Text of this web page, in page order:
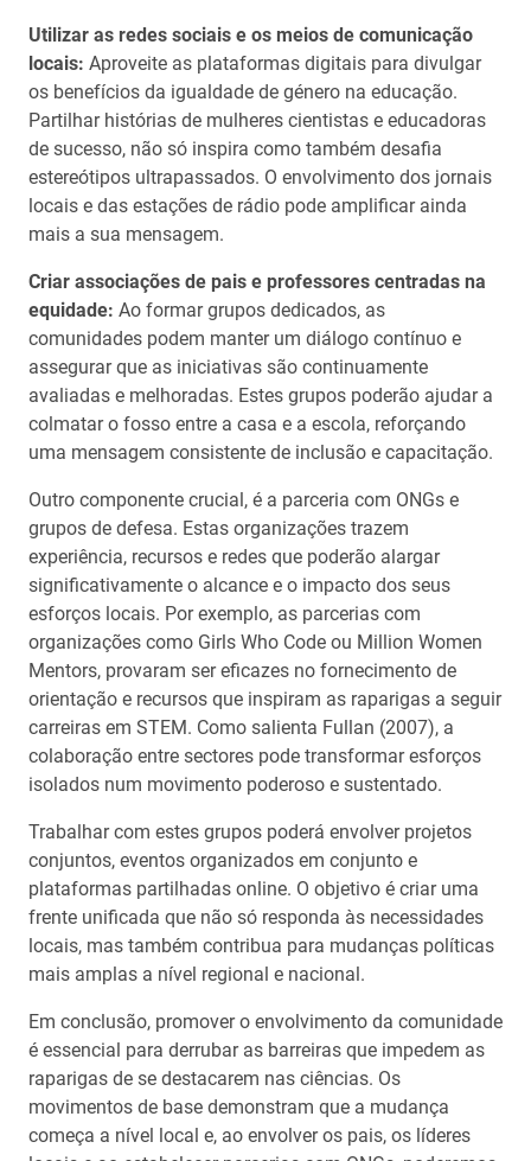
Utilizar as redes sociais e os meios de comunicação
locais: Aproveite as plataformas digitais para divulgar
os benefícios da igualdade de género na educação.
Partilhar histórias de mulheres cientistas e educadoras
de sucesso, não só inspira como também desafia
estereótipos ultrapassados. O envolvimento dos jornais
locais e das estações de rádio pode amplificar ainda
mais a sua mensagem.
Criar associações de pais e professores centradas na
equidade: Ao formar grupos dedicados, as
comunidades podem manter um diálogo contínuo e
assegurar que as iniciativas são continuamente
avaliadas e melhoradas. Estes grupos poderão ajudar a
colmatar o fosso entre a casa e a escola, reforçando
uma mensagem consistente de inclusão e capacitação.
Outro componente crucial, é a parceria com ONGs e
grupos de defesa. Estas organizações trazem
experiência, recursos e redes que poderão alargar
significativamente o alcance e o impacto dos seus
esforços locais. Por exemplo, as parcerias com
organizações como Girls Who Code ou Million Women
Mentors, provaram ser eficazes no fornecimento de
orientação e recursos que inspiram as raparigas a seguir
carreiras em STEM. Como salienta Fullan (2007), a
colaboração entre sectores pode transformar esforços
isolados num movimento poderoso e sustentado.
Trabalhar com estes grupos poderá envolver projetos
conjuntos, eventos organizados em conjunto e
plataformas partilhadas online. O objetivo é criar uma
frente unificada que não só responda às necessidades
locais, mas também contribua para mudanças políticas
mais amplas a nível regional e nacional.
Em conclusão, promover o envolvimento da comunidade
é essencial para derrubar as barreiras que impedem as
raparigas de se destacarem nas ciências. Os
movimentos de base demonstram que a mudança
começa a nível local e, ao envolver os pais, os líderes